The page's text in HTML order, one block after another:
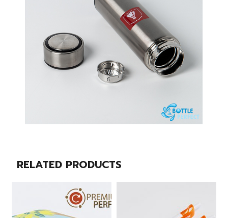
RELATED PRODUCTS